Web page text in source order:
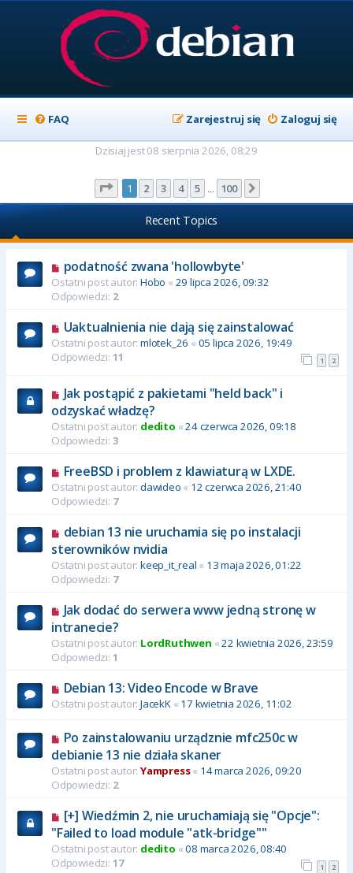
FAQ Zaloguj się
Zarejestruj się
Dzisiaj jest 08 sierpnia 2026, 08:29
Strona z100
1 2 3 4 5 100
Recent Topics
podatność zwana 'hollowbyte'
Ostatni post autor: Hobo « 29 lipca 2026, 09:32
Odpowiedzi: 2
Uaktualnienia nie dają się zainstalować
Ostatni post autor: mlotek_26 « 05 lipca 2026, 19:49
Odpowiedzi: 11 1 2
Jak postąpić z pakietami "held back" i
odzyskać władzę?
Ostatni post autor: dedito «24 czerwca 2026, 09:18
Odpowiedzi: 3
FreeBSD i problem z klawiaturą w LXDE.
Ostatni post autor: dawideo « 12 czerwca 2026, 21:40
Odpowiedzi: 7
debian 13 nie uruchamia się po instalacji
sterowników nvidia
Ostatni post autor: keep_it_real « 13 maja 2026, 01:22
Odpowiedzi: 7
Jak dodać do serwera www jedną stronę w
intranecie?
Ostatni post autor: LordRuthwen «22 kwietnia 2026, 23:59
Odpowiedzi: 1
Debian 13: Video Encode w Brave
Ostatni post autor: JacekK« 17 kwietnia 2026, 11:02
Po zainstalowaniu urządznie mfc250c w
debianie 13 nie działa skaner
Ostatni post autor: Yampress« 14 marca 2026, 09:20
Odpowiedzi: 2
[+] Wiedźmin 2, nie uruchamiają się "Opcje":
"Failed to load module "atk-bridge""
Ostatni post autor: dedito «08 marca 2026, 08:40
Odpowiedzi: 17 1 2